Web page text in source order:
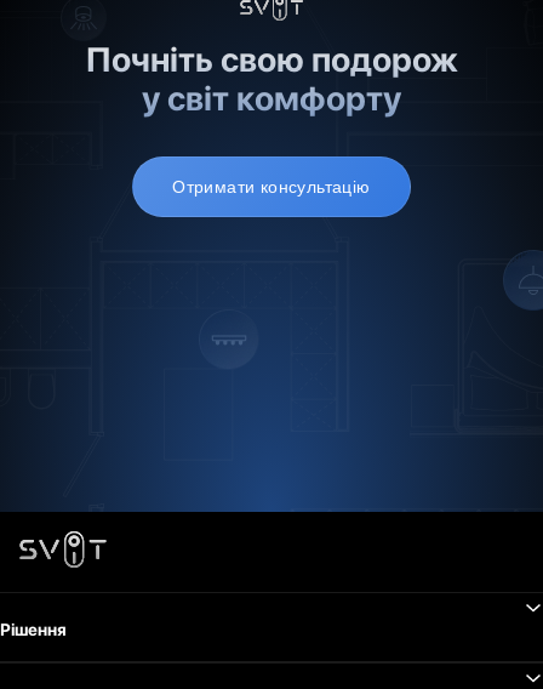
Почніть свою подорож
у світ комфорту
Отримати консультацію
Рішення